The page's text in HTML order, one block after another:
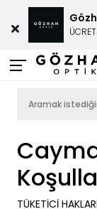
TÜKETİCİ